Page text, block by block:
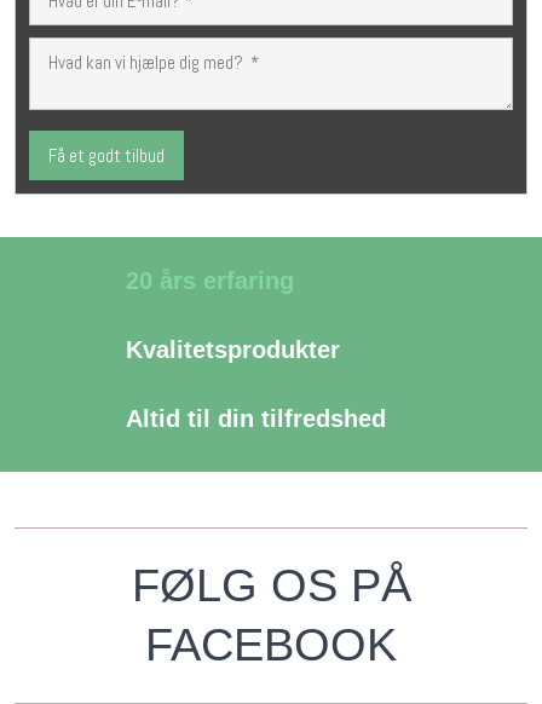
​20 års erfaring
Kvalitetsprodukter
Altid til din tilfredshed
FØLG OS PÅ
FACEBOOK